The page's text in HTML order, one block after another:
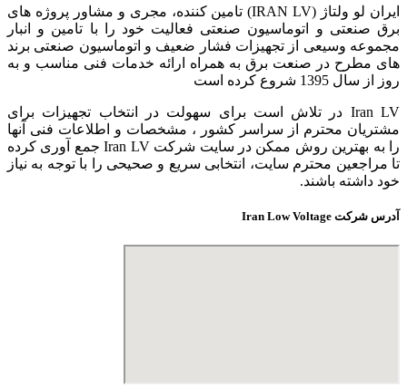
ایران لو ولتاژ (IRAN LV) تامین کننده، مجری و مشاور پروژه های
برق صنعتی و اتوماسیون صنعتی فعالیت خود را با تامین و انبار
مجموعه وسیعی از تجهیزات فشار ضعیف و اتوماسیون صنعتی برند
های مطرح در صنعت برق به همراه ارائه خدمات فنی مناسب و به
روز از سال 1395 شروع کرده است
Iran LV در تلاش است برای سهولت در انتخاب تجهیزات برای
مشتریان محترم از سراسر کشور ، مشخصات و اطلاعات فنی آنها
را به بهترین روش ممکن در سایت شرکت Iran LV جمع آوری کرده
تا مراجعین محترم سایت، انتخابی سریع و صحیحی را با توجه به نیاز
خود داشته باشند.
آدرس شرکت Iran Low Voltage